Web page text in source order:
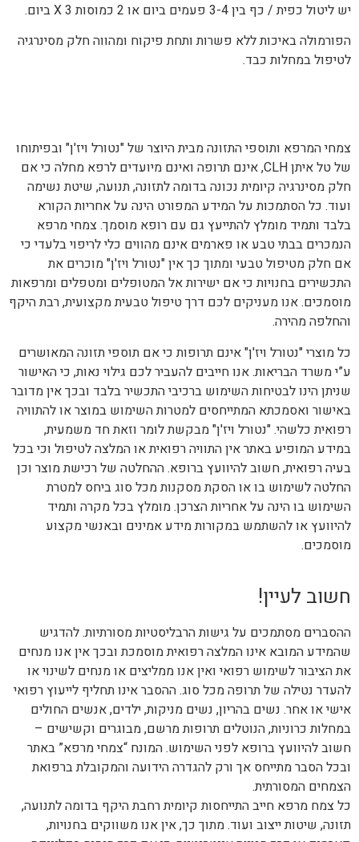
יש ליטול כפית / כף בין 3-4 פעמים ביום או 2 כמוסות X 3 ביום.
הפורמולה באיכות ללא פשרות ותחת פיקוח ומהווה חלק מסינרגיה
לטיפול במחלות כבד.
צמחי המרפא ותוספי התזונה מבית היוצר של "נטורל ויז'ן" ובפיתוחו
של טל איתן CLH, אינם תרופה ואינם מיועדים לרפא מחלה כי אם
חלק מסינרגיה קיומית נכונה בדומה לתזונה, תנועה, שיטת נשימה
ועוד. כל הסתמכות על המידע המפורט הינה על אחריות הקורא
בלבד ותמיד מומלץ להתייעץ גם עם רופא מוסמך. צמחי מרפא
הנמכרים בבתי טבע או פארמים אינם מהווים כלי לריפוי בלעדי כי
אם חלק מטיפול טבעי ומתוך כך אין "נטורל ויז'ן" מוכרים את
התכשירים בחנויות כי אם ישירות אל המטופלים ומטפלים ומרפאות
מוסמכים. אנו מעניקים לכם דרך טיפול טבעית מקצועית, רבת היקף
והחלפה מהירה.
כל מוצרי "נטורל ויז'ן" אינם תרופות כי אם תוספי תזונה המאושרים
ע”י משרד הבריאות. אנו חייבים להעביר לכם גילוי נאות, כי האישור
שניתן הינו לבטיחות השימוש ברכיבי התכשיר בלבד ובכך אין מדובר
באישור ואסמכתא המתייחסים למטרות השימוש במוצר או להתוויה
רפואית כלשהי. "נטורל ויז'ן" מבקשת לומר וזאת חד משמעית,
במידע המופיע באתר אין התוויה רפואית או המלצה לטיפול וכי בכל
בעיה רפואית, חשוב להיוועץ ברופא. ההחלטה של רכישת מוצר וכן
החלטה לשימוש בו או הסקת מסקנות מכל סוג ביחס למטרת
השימוש בו הינה על אחריות הצרכן. מומלץ בכל מקרה ותמיד
להיוועץ או להשתמש במקורות מידע אמינים ובאנשי מקצוע
מוסמכים.
חשוב לעיין!
ההסברים מסתמכים על גישות הרבליסטיות מסורתיות. להדגיש
שהמידע המובא אינו המלצה רפואית מוסמכת ובכך אין אנו מנחים
את הציבור לשימוש רפואי ואין אנו ממליצים או מנחים לשינוי או
להעדר נטילה של תרופה מכל סוג. ההסבר אינו תחליף לייעוץ רפואי
אישי או אחר. נשים בהריון, נשים מניקות, ילדים, אנשים החולים
במחלות כרוניות, הנוטלים תרופות מרשם, מבוגרים וקשישים –
חשוב להיוועץ ברופא לפני השימוש. המונח “צמחי מרפא” באתר
ובכל הסבר מתייחס אך ורק להגדרה הידועה והמקובלת ברפואת
הצמחים המסורתית.
כל צמח מרפא חייב התייחסות קיומית רחבת היקף בדומה לתנועה,
תזונה, שיטות ייצוב ועוד. מתוך כך, אין אנו משווקים בחנויות,